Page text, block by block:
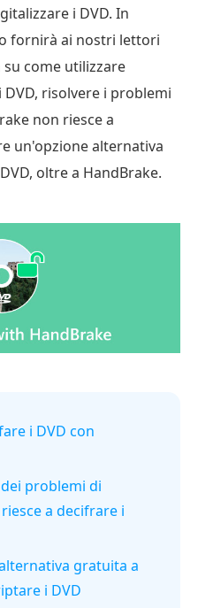
i DVD. In
fornirà ai nostri lettori
come utilizzare
risolvere i problemi
non riesce a
un'opzione alternativa
oltre a HandBrake.
i DVD con
problemi di
a decifrare i
gratuita a
i DVD